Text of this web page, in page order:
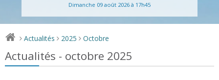
Dimanche 09 août 2026 à 17h45
> Actualités > 2025 > Octobre
Actualités - octobre 2025